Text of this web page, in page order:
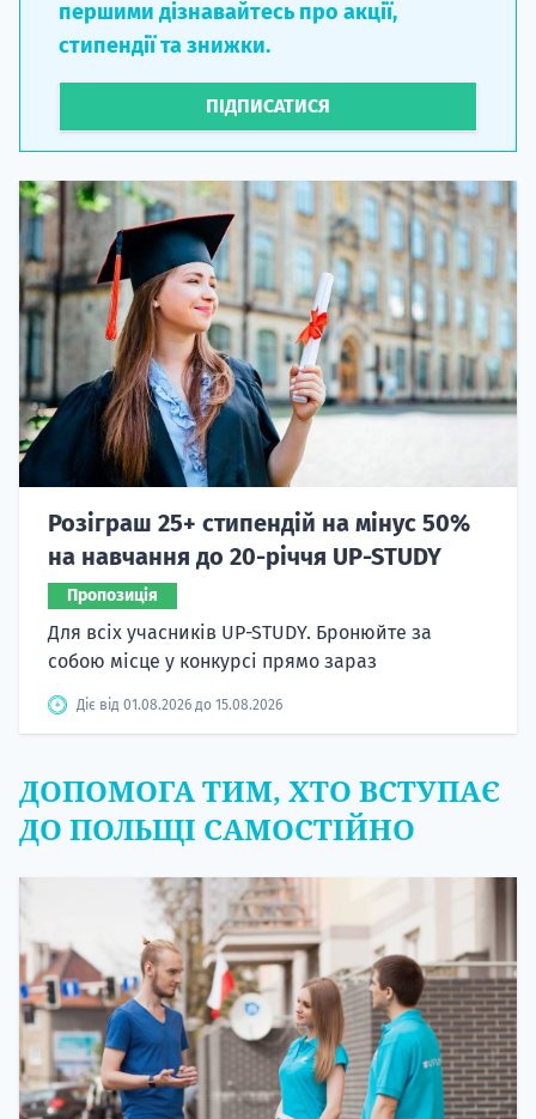
першими дізнавайтесь про акції,
стипендії та знижки.
ПІДПИСАТИСЯ
Розіграш 25+ стипендій на мінус 50%
на навчання до 20-річчя UP-STUDY
Пропозиція
Для всіх учасників UP-STUDY. Бронюйте за
собою місце у конкурсі прямо зараз
Діє від 01.08.2026 до 15.08.2026
ДОПОМОГА ТИМ, ХТО ВСТУПАЄ
ДО ПОЛЬЩІ САМОСТІЙНО